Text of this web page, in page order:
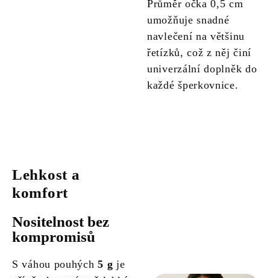
Průměr očka 0,5 cm
umožňuje snadné
navlečení na většinu
řetízků, což z něj činí
univerzální doplněk do
každé šperkovnice.
Lehkost a
komfort
Nositelnost bez
kompromisů
S váhou pouhých5 g je